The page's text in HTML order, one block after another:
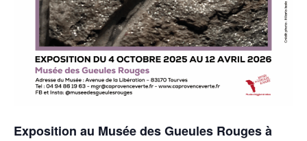
Exposition au Musée des Gueules Rouges à